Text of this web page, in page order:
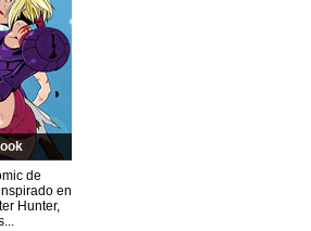
de
en
Hunter,